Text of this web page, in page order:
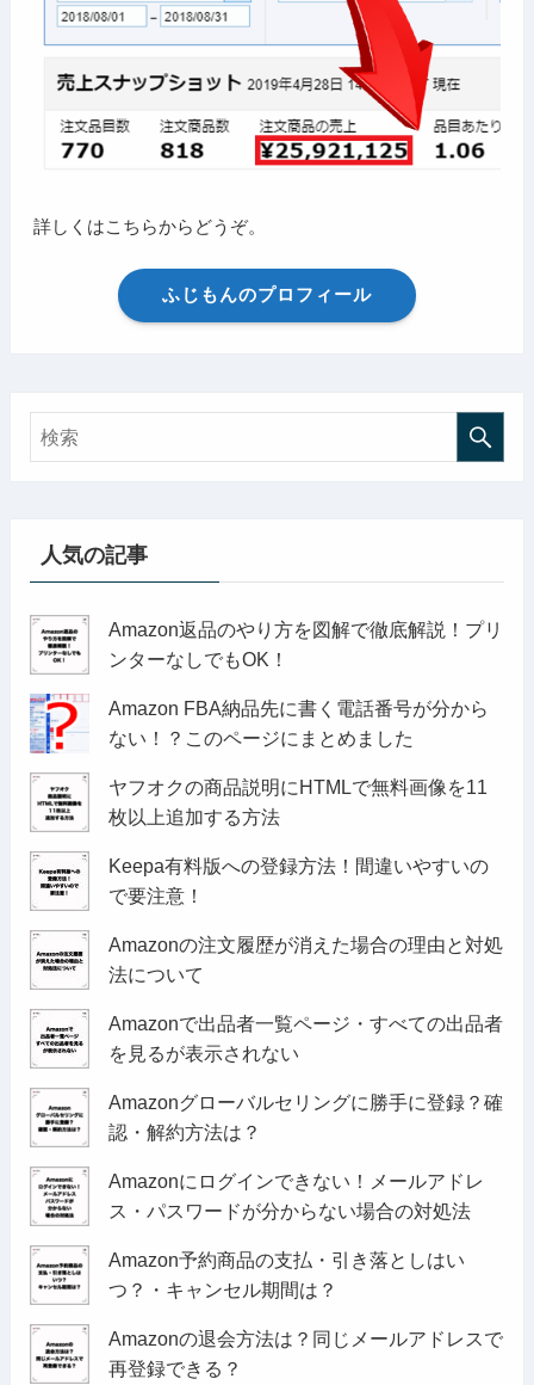
詳しくはこちらからどうぞ。
ふじもんのプロフィール
人気の記事
Amazon返品のやり方を図解で徹底解説！プリ
ンターなしでもOK！
Amazon FBA納品先に書く電話番号が分から
ない！？このページにまとめました
ヤフオクの商品説明にHTMLで無料画像を11
枚以上追加する方法
Keepa有料版への登録方法！間違いやすいの
で要注意！
Amazonの注文履歴が消えた場合の理由と対処
法について
Amazonで出品者一覧ページ・すべての出品者
を見るが表示されない
Amazonグローバルセリングに勝手に登録？確
認・解約方法は？
Amazonにログインできない！メールアドレ
ス・パスワードが分からない場合の対処法
Amazon予約商品の支払・引き落としはい
つ？・キャンセル期間は？
Amazonの退会方法は？同じメールアドレスで
再登録できる？